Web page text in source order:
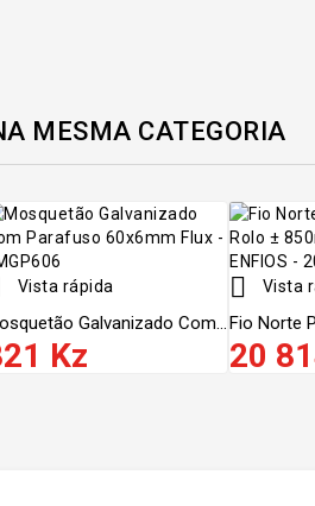
MESMA CATEGORIA
Vista rápida
Galvanizado Com...
Kz
 Vista
Fio Norte
20